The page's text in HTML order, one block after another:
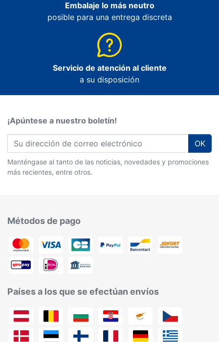
Embalaje lo más neutro
posible para una entrega discreta
Servicio de atención al cliente
a su disposición
¡Apúntese a nuestro boletín!
OK
Manténgase al tanto de las noticias, novedades y promociones
más recientes, entre otros.
Métodos de pago
Países a los que se efectúan envíos